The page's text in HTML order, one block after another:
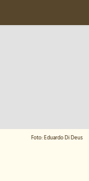
Foto: Eduardo Di Deus